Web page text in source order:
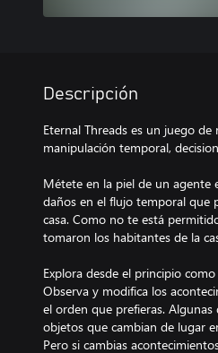
Descripción
Eternal Threads es un juego
manipulación temporal,
Métete en la piel de un
daños en el flujo temporal que
casa. Como no te está
tomaron los habitantes de la
Explora desde el principio
Observa y modifica los
el orden que prefieras.
objetos que cambian de lugar
Pero si cambias